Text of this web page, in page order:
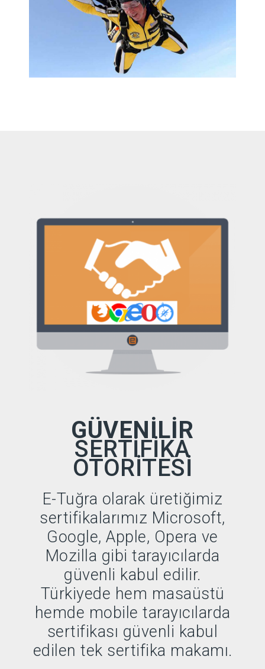
GÜVENILIR
SERTIFIKA
OTORITESI
E-Tuğra olarak üretiğimiz
sertifikalarımız Microsoft,
Google, Apple, Opera ve
Mozilla gibi tarayıcılarda
güvenli kabul edilir.
Türkiyede hem masaüstü
hemde mobile tarayıcılarda
sertifikası güvenli kabul
edilen tek sertifika makamı.